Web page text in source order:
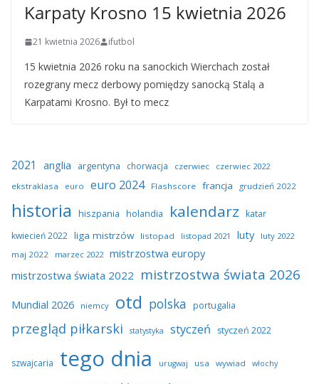
Karpaty Krosno 15 kwietnia 2026
21 kwietnia 2026 ifutbol
15 kwietnia 2026 roku na sanockich Wierchach został
rozegrany mecz derbowy pomiędzy sanocką Stalą a
Karpatami Krosno. Był to mecz
2021 anglia argentyna chorwacja czerwiec
czerwiec 2022
ekstraklasa
euro euro 2024 Flashscore francja grudzień 2022
historia hiszpania holandia kalendarz katar
kwiecień 2022 liga mistrzów listopad listopad 2021 luty
luty 2022
maj 2022
marzec 2022 mistrzostwa europy
mistrzostwa świata 2022 mistrzostwa świata 2026
Mundial 2026 niemcy otd polska portugalia
przegląd piłkarski statystyka styczeń styczeń 2022
szwajcaria tego dnia urugwaj usa wywiad włochy